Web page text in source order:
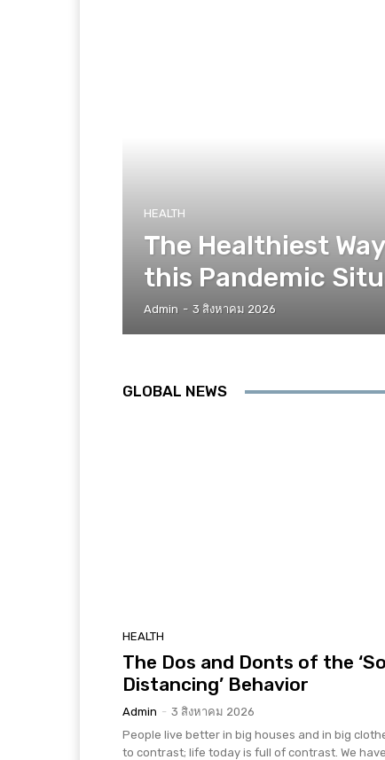
HEALTH
The Healthiest
this Pandemic
Admin - 3 สิงหาคม 2026
GLOBAL NEWS
HEALTH
The Dos and Donts of the
Distancing’ Behavior
Admin - 3 สิงหาคม 2026
People live better in big houses and in big
to contrast; life today is full of contrast. We